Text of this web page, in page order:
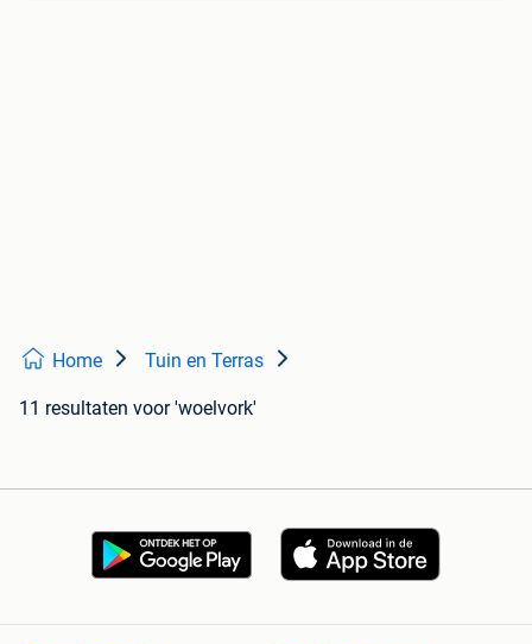
Home Tuin en Terras
11 resultaten voor 'woelvork'